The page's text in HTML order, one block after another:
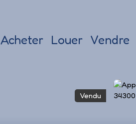
Acheter Louer Vendre
Vendu